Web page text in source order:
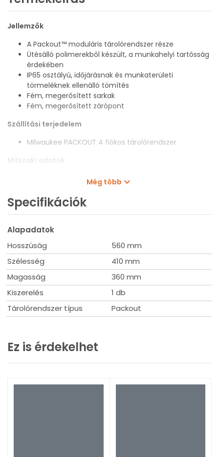
Jellemzők
A Packout™ moduláris tárolórendszer része
Ütésálló polimerekből készült, a munkahelyi tartósság
érdekében
IP65 osztályú, időjárásnak és munkaterületi
törmeléknek ellenálló tömítés
Fém, megerősített sarkak
Fém, megerősített zárópont
Szállítási terjedelem
Milwaukee PACKOUT 4 fiókos tárolórendszer
Műszaki adatok
Anyag: Ütésálló polimer
Hosszúság: 560 mm
Szélesség: 410 mm
Még több
Specifikációk
Alapadatok
Hosszúság
560 mm
Szélesség
410 mm
Magasság
360 mm
Kiszerelés
1 db
Tárolórendszer típus
Packout
Ez is érdekelhet